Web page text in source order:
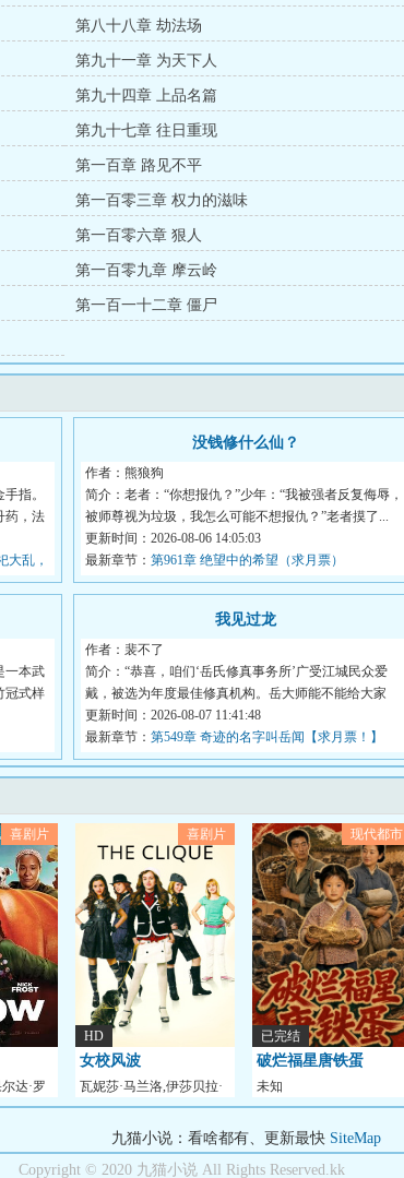
第八十八章 劫法场
第九十一章 为天下人
第九十四章 上品名篇
第九十七章 往日重现
第一百章 路见不平
第一百零三章 权力的滋味
第一百零六章 狠人
第一百零九章 摩云岭
第一百一十二章 僵尸
指。
药，法
大乱，
没钱修什么仙？
作者：熊狼狗
简介：老者：“你想报仇？”少年：“我被强者反复侮辱，
被师尊视为垃圾，我怎么可能不想报仇？”老者摸了...
更新时间：2026-08-06 14:05:03
最新章节： 第961章 绝望中的希望（求月票）
一本武
冠式样
我见过龙
作者：裴不了
简介：“恭喜，咱们‘岳氏修真事务所’广受江城民众爱
戴，被选为年度最佳修真机构。岳大师能不能给大家
分...
更新时间：2026-08-07 11:41:48
最新章节： 第549章 奇迹的名字叫岳闻【求月票！】
喜剧片
达·罗
喜剧片
HD
女校风波
瓦妮莎·马兰洛,伊莎贝拉·
麦克罗林,Samant
现代都市
已完结
破烂福星唐铁蛋
未知
九猫小说：看啥都有、更新最快 SiteMap
Copyright © 2020 九猫小说 All Rights Reserved.kk